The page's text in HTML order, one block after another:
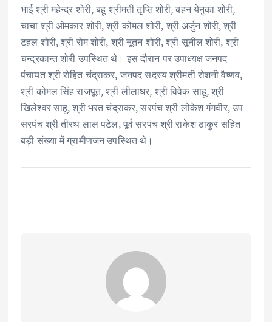
भाई श्री महेन्द्र शोरी, बहू श्रीमती तृप्ति शोरी, बहन येनुका शोरी,
चाचा श्री ओमकार शोरी, श्री कोमल शोरी, श्री अर्जुन शोरी, श्री
टहल शोरी, श्री रोम शोरी, श्री नूतन शोरी, श्री सूनील शोरी, श्री
चन्द्रकान्त शोरी उपस्थित थे। इस दौरान पर उपाध्यक्ष जनपद
पंचायत श्री रोहित चंद्राकर, जनपद सदस्य श्रीमती रोशनी वैष्णव,
श्री कोमल सिंह राजपूत, श्री लीलाधर, श्री विवेक साहू, श्री
खिलेश्वर साहू, श्री भरत चंद्राकर, सरपंच श्री लोकेश गंगवीर, उप
सरपंच श्री तीरथ लाल पटेल, पूर्व सरपंच श्री राकेश ठाकुर सहित
बड़ी संख्या में ग्रामीणजन उपस्थित थे।